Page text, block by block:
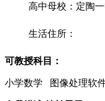
高中母校：定陶
生活住所：
可教授科目：
小学数学 图像处理软